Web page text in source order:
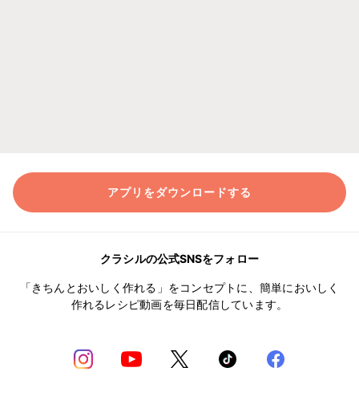
アプリをダウンロードする
クラシルの公式SNSをフォロー
「きちんとおいしく作れる」をコンセプトに、簡単においしく
作れるレシピ動画を毎日配信しています。